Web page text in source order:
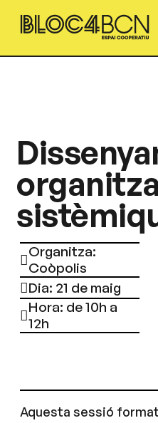
Organitza:
Coòpolis
Dia: 21 de maig
Hora: de 10h a
12h
Aquesta sessió